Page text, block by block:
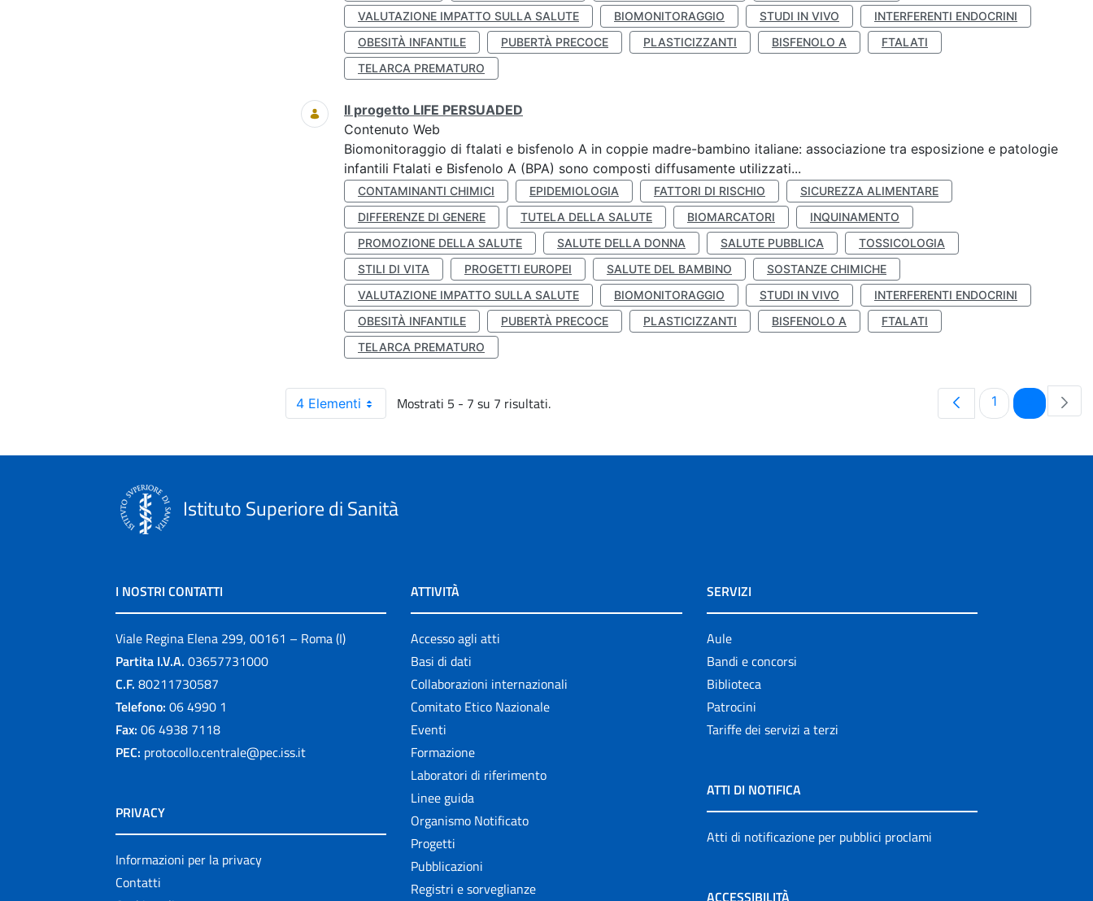
VALUTAZIONE IMPATTO SULLA SALUTE
BIOMONITORAGGIO STUDI IN VIVO
INTERFERENTI ENDOCRINI
OBESITÀ INFANTILE
PUBERTÀ PRECOCE PLASTICIZZANTI BISFENOLO A
FTALATI
TELARCA PREMATURO
Il progetto LIFE PERSUADED
Contenuto Web
Biomonitoraggio di ftalati e bisfenolo A in coppie madre-bambino italiane: associazione tra esposizione e patologie
infantili Ftalati e Bisfenolo A (BPA) sono composti diffusamente utilizzati...
CONTAMINANTI CHIMICI EPIDEMIOLOGIA FATTORI DI RISCHIO
SICUREZZA ALIMENTARE
DIFFERENZE DI GENERE
TUTELA DELLA SALUTE BIOMARCATORI
INQUINAMENTO
PROMOZIONE DELLA SALUTE
SALUTE DELLA DONNA SALUTE PUBBLICA
TOSSICOLOGIA
STILI DI VITA
PROGETTI EUROPEI SALUTE DEL BAMBINO
SOSTANZE CHIMICHE
VALUTAZIONE IMPATTO SULLA SALUTE
BIOMONITORAGGIO STUDI IN VIVO
INTERFERENTI ENDOCRINI
OBESITÀ INFANTILE
PUBERTÀ PRECOCE PLASTICIZZANTI BISFENOLO A
FTALATI
TELARCA PREMATURO
4 Elementi Mostrati 5 - 7 su 7 risultati. Pagina
1 Pagina
Istituto Superiore di Sanità
I NOSTRI CONTATTI
Viale Regina Elena 299, 00161 – Roma (I)
Partita I.V.A. 03657731000
C.F. 80211730587
Telefono: 06 4990 1
Fax: 06 4938 7118
PEC: protocollo.centrale@pec.iss.it
PRIVACY
Informazioni per la privacy
Contatti
ATTIVITÀ
Accesso agli atti
Basi di dati
Collaborazioni internazionali
Comitato Etico Nazionale
Eventi
Formazione
Laboratori di riferimento
Linee guida
Organismo Notificato
Progetti
Pubblicazioni
Registri e sorveglianze
SERVIZI
Aule
Bandi e concorsi
Biblioteca
Patrocini
Tariffe dei servizi a terzi
ATTI DI NOTIFICA
Atti di notificazione per pubblici proclami
ACCESSIBILITÀ